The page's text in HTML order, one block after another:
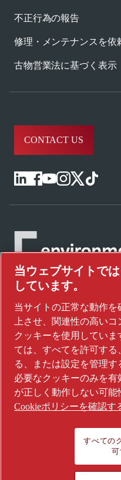
不正行為の報告
修理・メンテナンスを依
古物営業法に基づく表示
CONTACT US
アトラスコプコグ
ノロジーをどのよ
ださい。
アトラスコプコグ
覧ください。
アトラスコプコグループ
" クッキーを
© 2026 Copyright. All rights
当ウェブサイトで
しています。
当サイトの正常な動作
上させ、関連性の高い
クッキーを使用してい
ては、すべてを許可す
る、または設定を管理す
必要なクッキーのみを
が正しく動作しない可能
Cookieポリシーを確認す
すべての
可